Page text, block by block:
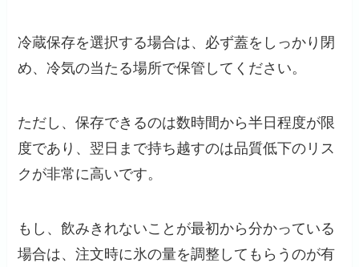
冷蔵保存を選択する場合は、必ず蓋をしっかり閉
め、冷気の当たる場所で保管してください。
ただし、保存できるのは数時間から半日程度が限
度であり、翌日まで持ち越すのは品質低下のリス
クが非常に高いです。
もし、飲みきれないことが最初から分かっている
場合は、注文時に氷の量を調整してもらうのが有